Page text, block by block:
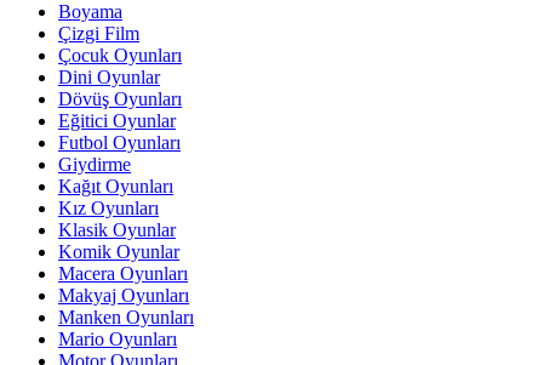
Boyama
Çizgi Film
Çocuk Oyunları
Dini Oyunlar
Dövüş Oyunları
Eğitici Oyunlar
Futbol Oyunları
Giydirme
Kağıt Oyunları
Kız Oyunları
Klasik Oyunlar
Komik Oyunlar
Macera Oyunları
Makyaj Oyunları
Manken Oyunları
Mario Oyunları
Motor Oyunları